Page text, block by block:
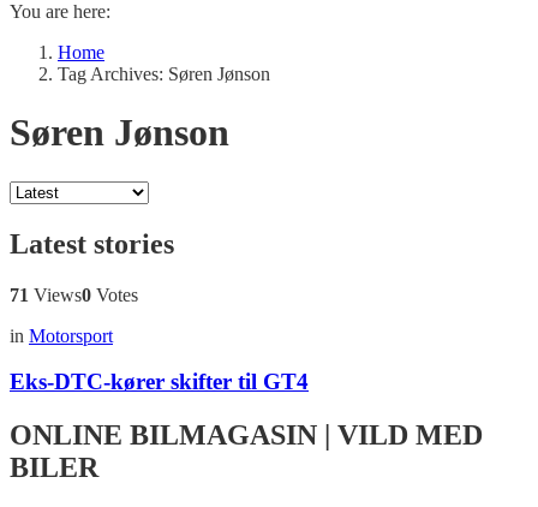
You are here:
Home
Tag Archives: Søren Jønson
Søren Jønson
Latest stories
71 Views0 Votes
in Motorsport
Eks-DTC-kører skifter til GT4
ONLINE BILMAGASIN | VILD MED
BILER